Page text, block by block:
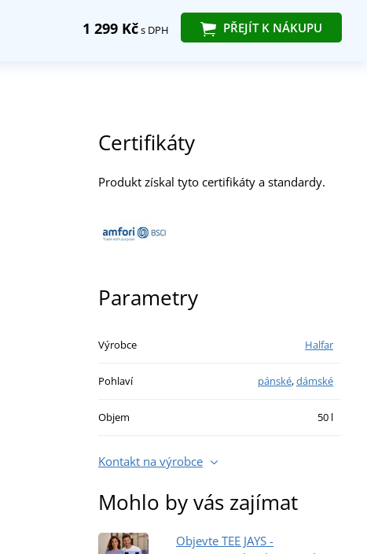
1 299 Kčs DPH PŘEJÍT K NÁKUPU
Certifikáty
Produkt získal tyto certifikáty a standardy.
Parametry
Výrobce Halfar
Pohlaví pánské,dámské
Objem 50 l
Kontakt na výrobce
Mohlo by vás zajímat
Objevte TEE JAYS -